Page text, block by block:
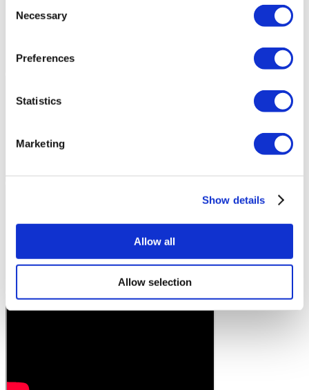
Selection
Necessary
Preferences
Statistics
Marketing
Show details
Allow all
Allow selection